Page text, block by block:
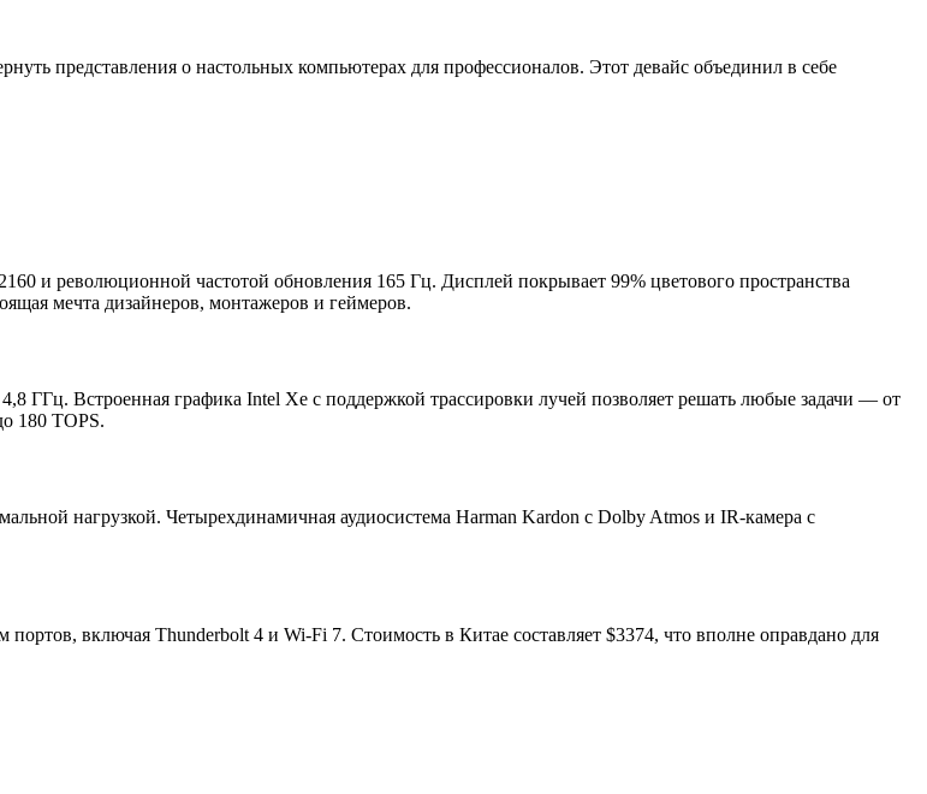
представления о настольных компьютерах для профессионалов. Этот девайс объединил в себе
и революционной частотой обновления 165 Гц. Дисплей покрывает 99% цветового пространства
мечта дизайнеров, монтажеров и геймеров.
ГГц. Встроенная графика Intel Xe с поддержкой трассировки лучей позволяет решать любые задачи — от
180 TOPS.
нагрузкой. Четырехдинамичная аудиосистема Harman Kardon с Dolby Atmos и IR‑камера с
включая Thunderbolt 4 и Wi-Fi 7. Стоимость в Китае составляет $3374, что вполне оправдано для